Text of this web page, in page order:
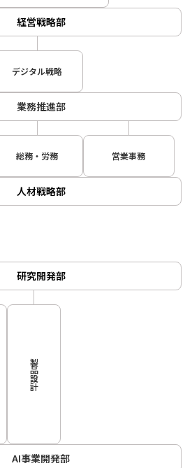
経営戦略部
デジタル戦略
業務推進部
総務・労務 営業事務
人材戦略部
研究開発部
製品設計
AI事業開発部